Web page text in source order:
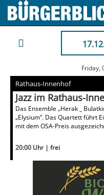
Friday,
Rathaus-Innenhof
Jazz im Rathaus-
Das Ensemble „Herak _
„Elysium“. Das Quartett führt
mit dem OSA-Preis
20:00 Uhr | frei